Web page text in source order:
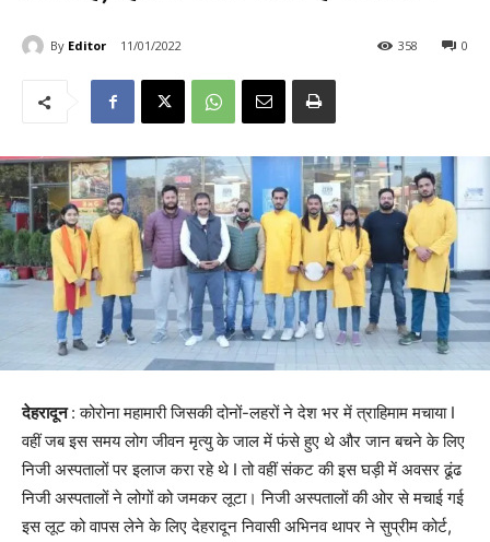
By Editor 11/01/2022 0
358
देहरादून: कोरोना महामारी जिसकी दोनों-लहरों ने देश भर में त्राहिमाम मचाया I
वहीं जब इस समय लोग जीवन मृत्यु के जाल में फंसे हुए थे और जान बचने के लिए
निजी अस्पतालों पर इलाज करा रहे थे I तो वहीं संकट की इस घड़ी में अवसर ढूंढ
निजी अस्पतालों ने लोगों को जमकर लूटा। निजी अस्पतालों की ओर से मचाई गई
इस लूट को वापस लेने के लिए देहरादून निवासी अभिनव थापर ने सुप्रीम कोर्ट,